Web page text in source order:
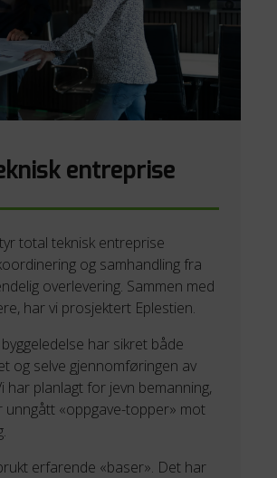
entreprise
total teknisk entreprise
og samhandling fra
overlevering. Sammen med
har vi prosjektert Eplestien.
har sikret både
og selve gjennomføringen av
har planlagt for jevn bemanning,
unngått «oppgave-topper» mot
erfarende «baser». Det har